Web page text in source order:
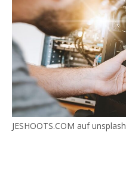
JESHOOTS.COM auf unsplash